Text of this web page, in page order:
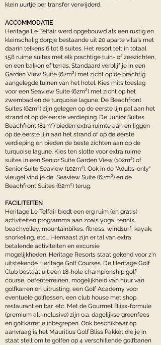
klein uurtje per transfer verwijderd.
ACCOMMODATIE
Heritage Le Telfair werd opgebouwd als een rustig en
kleinschalig dorpje bestaande uit 20 aparte villa's met
daarin telkens 6 tot 8 suites. Het resort telt in totaal
158 ruime suites met elk prachtige tuin- of zeezichten,
en een balkon of terras. Standaard verblijf je in een
Garden View Suite (62m²) met zicht op de prachtig
aangelegde tuinen van het hotel. Kies mits toeslag
voor een Seaview Suite (62m²) met zicht op het
zwembad en de turquoise lagune. De Beachfront
Suites (62m²) zijn gelegen op de eerste lijn pal aan het
strand of op de eerste verdieping. De Junior Suites
Beachfront (81m²) bieden extra ruimte aan en liggen
op de eerste lijn aan het strand of op de eerste
verdieping en bieden de beste zichten aan op de
turquoise lagune. Kies ten slotte voor extra ruime
suites in een Senior Suite Garden View (102m²) of
Senior Suite Seaview (102m²). Ook in de "Adults-only"
vleugel vind je de Seaview Suite (62m²) en de
Beachfront Suites (62m²) terug.
FACILITEITEN
Heritage Le Telfair biedt een erg ruim (en gratis)
activiteiten programma aan zoals yoga, tennis,
beachvolley, mountainbikes, fitness, windsurf, kayak,
snorkeling, etc... Hiernaast zijn er tal van extra
betalende activiteiten en excursie
mogelijkheden. Heritage Resorts staat gekend voor z'n
uitstekende Heritage Golf Courses. De Heritage Golf
Club bestaat uit een 18-hole championship golf
course, oefenterreinen, mogelijkheid van huur van
golfkarren en uitrusting, een Golf Academy voor
eventuele golflessen, een club house met shop,
restaurant en bar, etc. Met de Gourmet Bliss-formule
(premium all-inclusive) zijn o.a. dagelijkse greenfees
en golfkarretje inbegrepen. Ook beschikbaar op
aanvraag is het Mauritius Golf Bliss Pakket die je in
staat stelt om te golfen op 4 verschillende golfbanen